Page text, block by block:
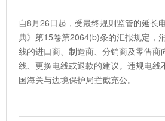
自8月26日起，受最终规则监管的延长
典》第15卷第2064(b)条的汇报规定，
线的进口商、制造商、分销商及零售商
线、更换电线或退款的建议。违规电线
国海关与边境保护局拦截充公。